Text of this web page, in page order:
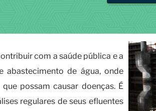
com a saúde pública e a
abastecimento de água, onde
possam causar doenças. É
regulares de seus efluentes